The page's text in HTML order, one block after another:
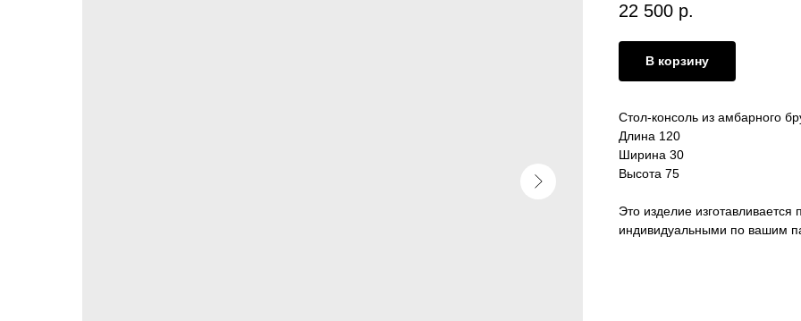
22 500 р.
В корзину
Стол-консоль из амбарного
Длина 120
Ширина 30
Высота 75
Это изделие
индивидуальными по вашим